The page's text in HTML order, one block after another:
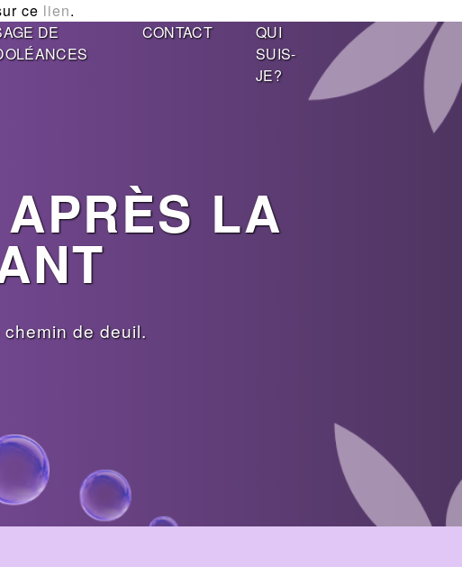
ce lien.
DE
CONTACT
QUI
SUIS-
JE?
LA
de deuil.